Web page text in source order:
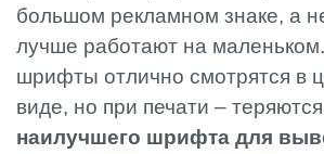
большом рекламном знаке, а
лучше работают на
шрифты отлично смотрятся в
виде, но при печати –
наилучшего шрифта для